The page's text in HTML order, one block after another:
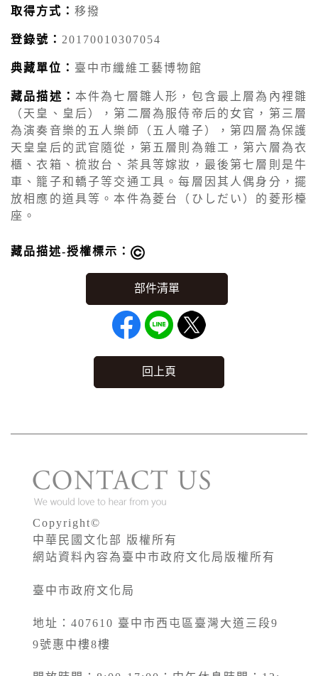
取得方式： 移撥
登錄號： 20170010307054
典藏單位： 臺中市纖維工藝博物館
藏品描述： 本件為七層雛人形，包含最上層為內裡雛
（天皇、皇后），第二層為服侍帝后的女官，第三層
為演奏音樂的五人樂師（五人囃子），第四層為保護
天皇皇后的武官隨從，第五層則為雜工，第六層為衣
櫃、衣箱、梳妝台、茶具等嫁妝，最後第七層則是牛
車、籠子和轎子等交通工具。每層因其人偶身分，擺
放相應的道具等。本件為菱台（ひしだい）的菱形檯
座。
藏品描述-授權標示：
回上頁
Copyright©
中華民國文化部 版權所有
網站資料內容為臺中市政府文化局版權所有
臺中市政府文化局
地址：407610 臺中市西屯區臺灣大道三段9
9號惠中樓8樓